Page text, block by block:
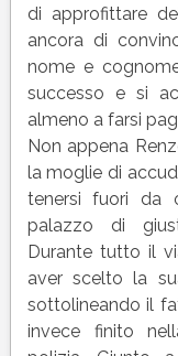
di approfittare
ancora di
nome e
successo e si
almeno a farsi
Non appena
la moglie di
tenersi fuori da
palazzo di
Durante tutto il
aver scelto la
sottolineando il
invece finito